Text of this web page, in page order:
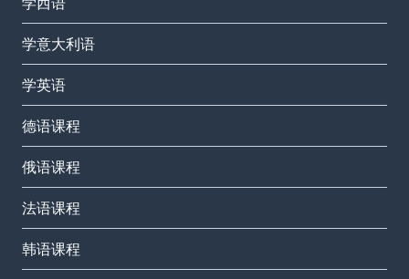
学意大利语
学英语
德语课程
俄语课程
法语课程
韩语课程